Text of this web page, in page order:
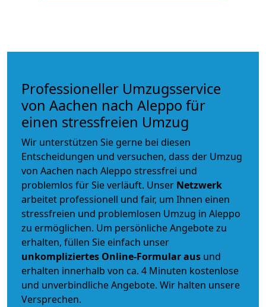
Professioneller Umzugsservice
von Aachen nach Aleppo für
einen stressfreien Umzug
Wir unterstützen Sie gerne bei diesen
Entscheidungen und versuchen, dass der Umzug
von Aachen nach Aleppo stressfrei und
problemlos für Sie verläuft. Unser Netzwerk
arbeitet professionell und fair, um Ihnen einen
stressfreien und problemlosen Umzug in Aleppo
zu ermöglichen. Um persönliche Angebote zu
erhalten, füllen Sie einfach unser
unkompliziertes Online-Formular aus und
erhalten innerhalb von ca. 4 Minuten kostenlose
und unverbindliche Angebote. Wir halten unsere
Versprechen.